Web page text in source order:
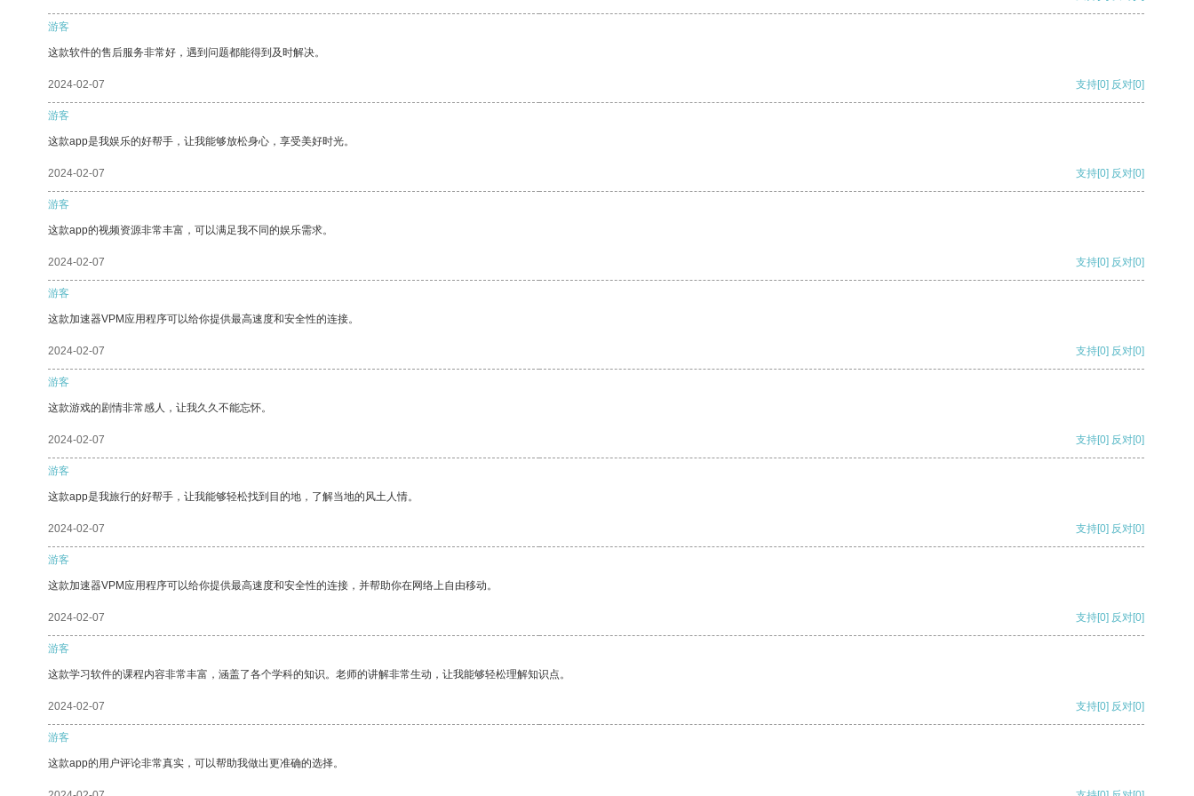
游客
这款软件的售后服务非常好，遇到问题都能得到及时解决。
2024-02-07 支持[0] 反对[0]
游客
这款app是我娱乐的好帮手，让我能够放松身心，享受美好时光。
2024-02-07 支持[0] 反对[0]
游客
这款app的视频资源非常丰富，可以满足我不同的娱乐需求。
2024-02-07 支持[0] 反对[0]
游客
这款加速器VPM应用程序可以给你提供最高速度和安全性的连接。
2024-02-07 支持[0] 反对[0]
游客
这款游戏的剧情非常感人，让我久久不能忘怀。
2024-02-07 支持[0] 反对[0]
游客
这款app是我旅行的好帮手，让我能够轻松找到目的地，了解当地的风土人情。
2024-02-07 支持[0] 反对[0]
游客
这款加速器VPM应用程序可以给你提供最高速度和安全性的连接，并帮助你在网络上自由移动。
2024-02-07 支持[0] 反对[0]
游客
这款学习软件的课程内容非常丰富，涵盖了各个学科的知识。老师的讲解非常生动，让我能够轻松理解知识点。
2024-02-07 支持[0] 反对[0]
游客
这款app的用户评论非常真实，可以帮助我做出更准确的选择。